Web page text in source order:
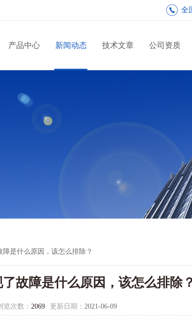
全
产品中心 新闻动态 技术文章 公司资质
是什么原因，该怎么排除？
故障是什么原因，该怎么排除？
览次数： 2069 更新日期： 2021-06-09